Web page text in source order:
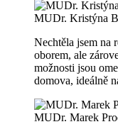
MUDr. Kristýna
Nechtěla jsem na
oborem, ale
možnosti jsou
domova, ideálně
MUDr. Marek